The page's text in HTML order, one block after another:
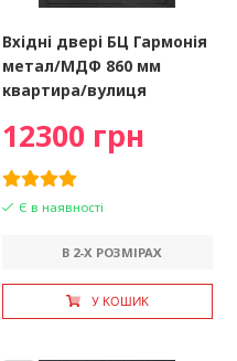
Вхідні двері БЦ Гармонія
метал/МДФ 860 мм
квартира/вулиця
12300 грн
Є в наявності
В 2-X РОЗМІРАХ
У КОШИК